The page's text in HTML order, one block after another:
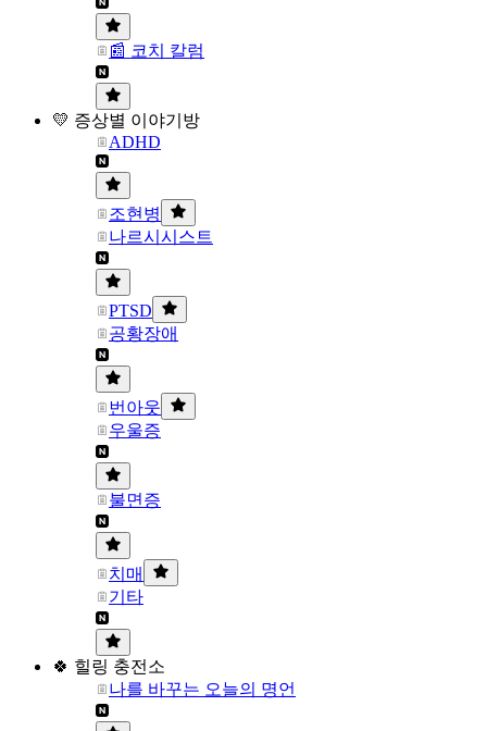
📰 코치 칼럼
💛 증상별 이야기방
ADHD
조현병
나르시시스트
PTSD
공황장애
번아웃
우울증
불면증
치매
기타
🍀 힐링 충전소
나를 바꾸는 오늘의 명언